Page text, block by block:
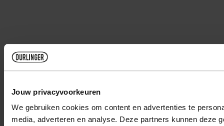
Jouw privacyvoorkeuren
We gebruiken cookies om content en advertenties te
media, adverteren en analyse. Deze partners kunnen deze